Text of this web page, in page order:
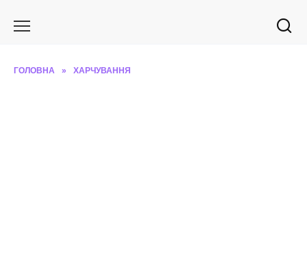
ГОЛОВНА » ХАРЧУВАННЯ